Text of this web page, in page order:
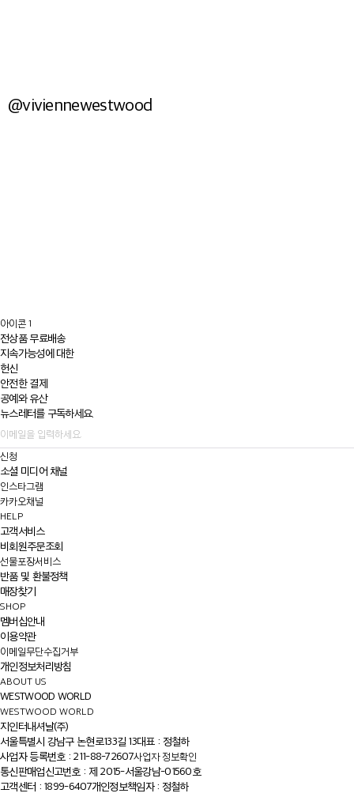
@viviennewestwood
아이콘 1
전상품 무료배송
지속가능성에 대한
헌신
안전한 결제
공예와 유산
뉴스레터를 구독하세요.
신청
소셜 미디어 채널
인스타그램
카카오채널
HELP
고객서비스
비회원주문조회
선물포장서비스
반품 및 환불정책
매장찾기
SHOP
멤버십안내
이용약관
이메일무단수집거부
개인정보처리방침
ABOUT US
WESTWOOD WORLD
WESTWOOD WORLD
지인터내셔날(주)
서울특별시 강남구 논현로133길 13대표 : 정철하
사업자 등록번호 : 211-88-72607사업자 정보확인
통신판매업신고번호 : 제 2015-서울강남-01560호
고객센터 : 1899-6407개인정보책임자 : 정철하